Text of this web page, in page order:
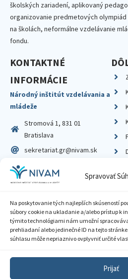
Spravovať
Na poskytovanie tých najlepších skúseností
súbory cookie na ukladanie a/alebo prístup k
týmito technológiami nám umožní
prehliadaní alebo jedinečné ID na tejto
súhlasu môže nepriaznivo ovplyvniť určité
Prijať
školských zariadení, aplikovaný
organizovanie predmetových
na školách, neformálne vzdelávanie
fondu.
KONTAKTNÉ
INFORMÁCIE
Národný inštitút vzdelávania a
mládeže
Stromová 1, 831 01
Bratislava
sekretariat.gr@nivam.sk
IČO: 00164348
DIČ: 2020798714
Zásady ochrany
Sprístupnenie